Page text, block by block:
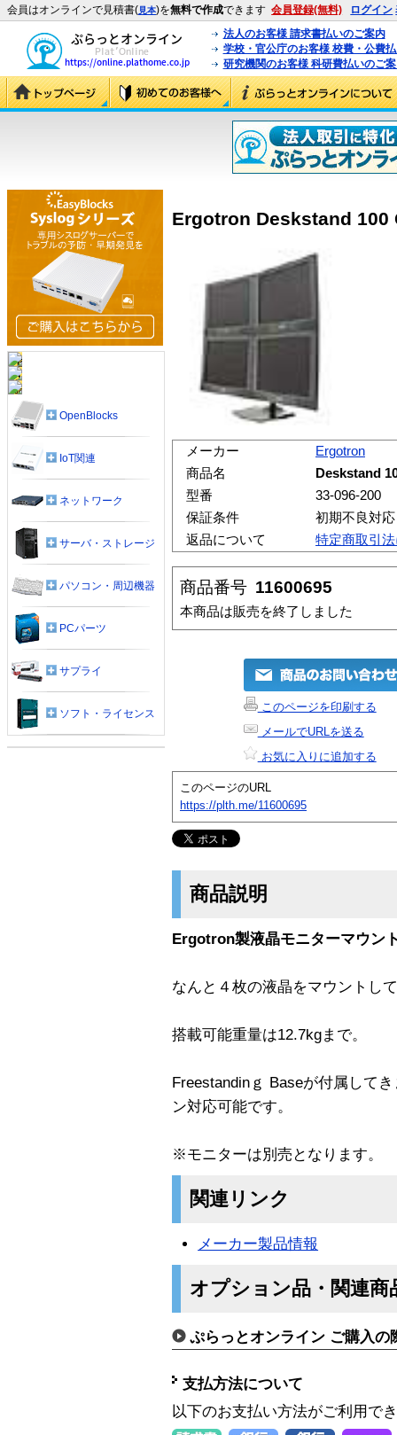
会員はオンラインで見積書(見本)を無料で作成できます 会員登録(無料) ログイン
法人のお客様 請求書払いのご案内
学校・官公庁のお客様 校費・公費
研究機関のお客様 科研費払いのご
Ergotron Deskstand 100
メーカー
Ergotron
商品名
Deskstand
型番
33-096-200
保証条件
初期不良対
返品について
特定商取引
商品番号 11600695
本商品は販売を終了しました
このページを印刷する
メールでURLを送る
お気に入りに追加する
このページのURL
https://plth.me/11600695
商品説明
Ergotron製液晶モニターマウン
なんと４枚の液晶をマウントし
搭載可能重量は12.7kgまで。
Freestandinｇ Baseが付属して
ン対応可能です。
※モニターは別売となります。
関連リンク
メーカー製品情報
オプション品・関連商
ぷらっとオンライン ご購入の
支払方法について
以下のお支払い方法がご利用で
OpenBlocks
IoT関連
ネットワーク
サーバ・ストレージ
パソコン・周辺機器
PCパーツ
サプライ
ソフト・ライセンス